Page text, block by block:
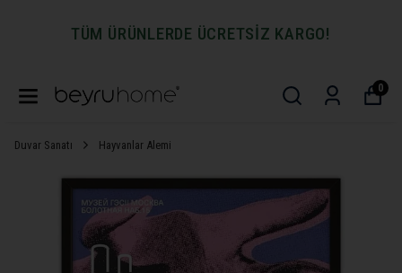
TÜM ÜRÜNLERDE ÜCRETSİZ KARGO!
0
Duvar Sanatı Hayvanlar Alemi